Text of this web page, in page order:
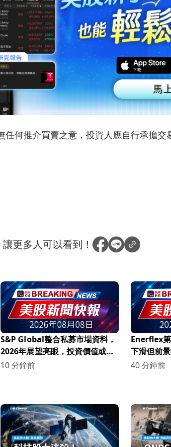
何推介買賣之意，投資人應自行承擔交
更多人可以看到！
S&P Global整合私募市場資料，
2026年展望亮眼，投資價值或將
改變！
10 分鐘前
Enerflex
下滑但前
長！
40 分鐘前